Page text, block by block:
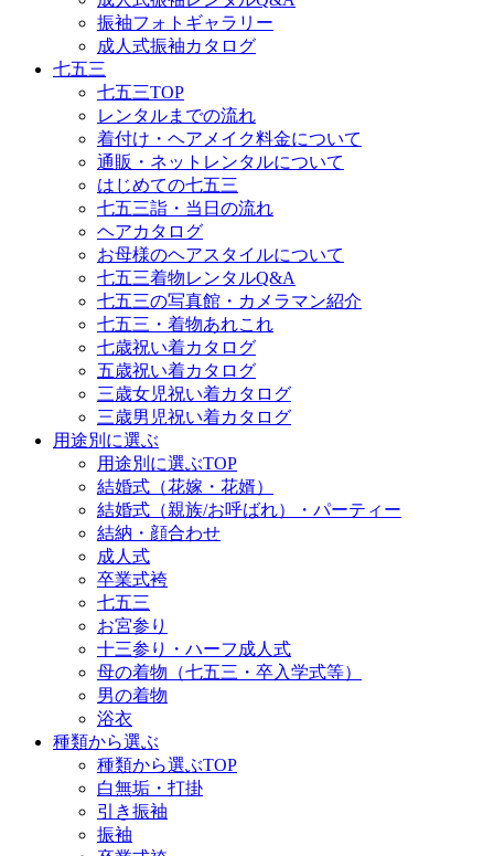
振袖フォトギャラリー
成人式振袖カタログ
七五三
七五三TOP
レンタルまでの流れ
着付け・ヘアメイク料金について
通販・ネットレンタルについて
はじめての七五三
七五三詣・当日の流れ
ヘアカタログ
お母様のヘアスタイルについて
七五三着物レンタルQ&A
七五三の写真館・カメラマン紹介
七五三・着物あれこれ
七歳祝い着カタログ
五歳祝い着カタログ
三歳女児祝い着カタログ
三歳男児祝い着カタログ
用途別に選ぶ
用途別に選ぶTOP
結婚式（花嫁・花婿）
結婚式（親族/お呼ばれ）・パーティー
結納・顔合わせ
成人式
卒業式袴
七五三
お宮参り
十三参り・ハーフ成人式
母の着物（七五三・卒入学式等）
男の着物
浴衣
種類から選ぶ
種類から選ぶTOP
白無垢・打掛
引き振袖
振袖